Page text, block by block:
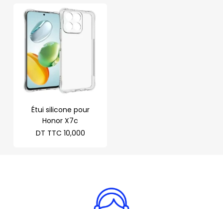
Étui silicone pour
Honor X7c
DT TTC 10,000